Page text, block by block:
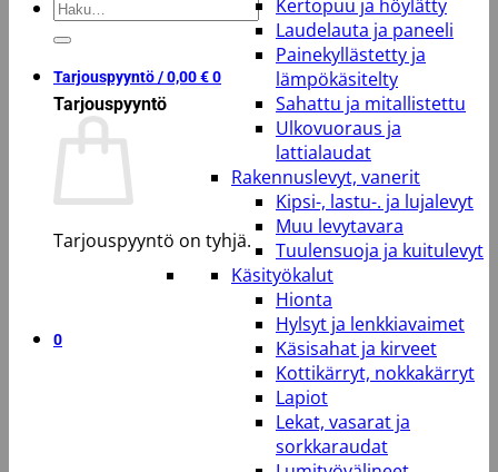
Etsi:
Tarjouspyyntö /0,00€0
Tarjouspyyntö
Tarjouspyyntö on tyhjä.
0
Kertopuu ja höylätty
Laudelauta ja paneeli
Painekyllästetty ja
lämpökäsitelty
Sahattu ja mitallistettu
Ulkovuoraus ja
lattialaudat
Rakennuslevyt, vanerit
Kipsi-, lastu-. ja lujalevyt
Muu levytavara
Tuulensuoja ja kuitulevyt
Käsityökalut
Hionta
Hylsyt ja lenkkiavaimet
Käsisahat ja kirveet
Kottikärryt, nokkakärryt
Lapiot
Lekat, vasarat ja
sorkkaraudat